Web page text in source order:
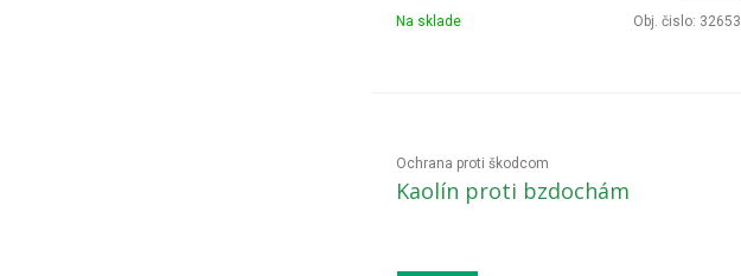
Na sklade Obj. čislo: 32653
Ochrana proti škodcom
Kaolín proti bzdochám